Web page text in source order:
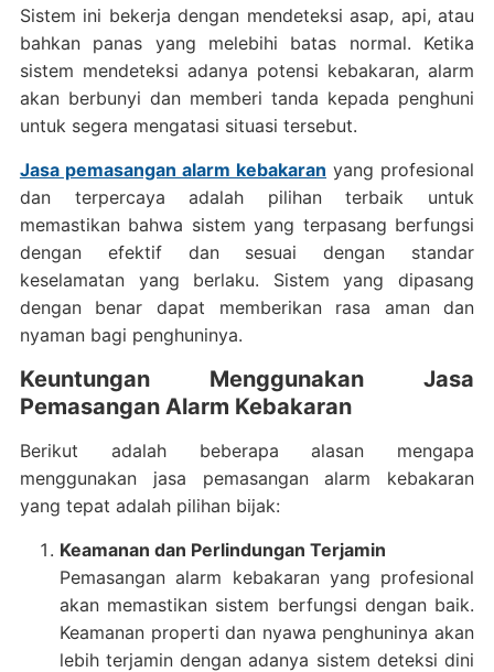
Sistem ini bekerja dengan mendeteksi asap, api, atau
bahkan panas yang melebihi batas normal. Ketika
sistem mendeteksi adanya potensi kebakaran, alarm
akan berbunyi dan memberi tanda kepada penghuni
untuk segera mengatasi situasi tersebut.
Jasa pemasangan alarm kebakaran yang profesional
dan terpercaya adalah pilihan terbaik untuk
memastikan bahwa sistem yang terpasang berfungsi
dengan efektif dan sesuai dengan standar
keselamatan yang berlaku. Sistem yang dipasang
dengan benar dapat memberikan rasa aman dan
nyaman bagi penghuninya.
Keuntungan Menggunakan Jasa
Pemasangan Alarm Kebakaran
Berikut adalah beberapa alasan mengapa
menggunakan jasa pemasangan alarm kebakaran
yang tepat adalah pilihan bijak:
Keamanan dan Perlindungan Terjamin
Pemasangan alarm kebakaran yang profesional
akan memastikan sistem berfungsi dengan baik.
Keamanan properti dan nyawa penghuninya akan
lebih terjamin dengan adanya sistem deteksi dini